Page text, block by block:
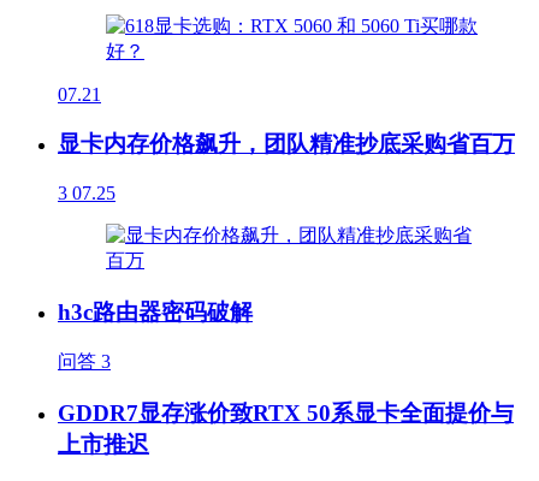
07.21
显卡内存价格飙升，团队精准抄底采购省百万
3 07.25
h3c路由器密码破解
问答 3
GDDR7显存涨价致RTX 50系显卡全面提价与
上市推迟